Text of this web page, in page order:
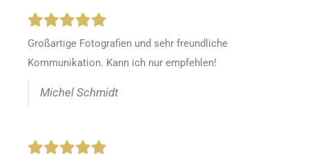
Großartige Fotografien und sehr freundliche
Kommunikation. Kann ich nur empfehlen!
Michel Schmidt